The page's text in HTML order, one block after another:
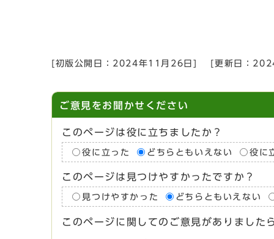
[初版公開日： 2024年11月26日 [更新日：
ご意見をお聞かせください
このページは役に立ちましたか？
役に立った どちらともいえない 役に
このページは見つけやすかったですか？
見つけやすかった どちらともいえない
このページに関してのご意見がありました